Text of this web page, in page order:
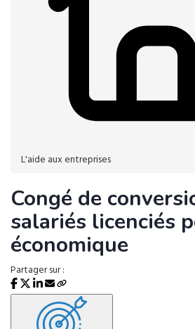
L'aide aux entreprises
Congé de
salariés licenciés
économique
Partager sur :